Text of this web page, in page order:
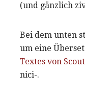
(und gänzlich
Bei dem unten
um eine
Textes von Scout
nici-.